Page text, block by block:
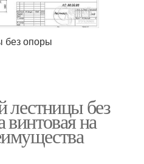
без опоры
лестницы без
на